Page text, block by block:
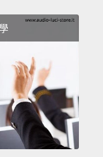
。這是妳的地
還有噓噓在
了。這樣我
我知道感覺
狗對時間沒概